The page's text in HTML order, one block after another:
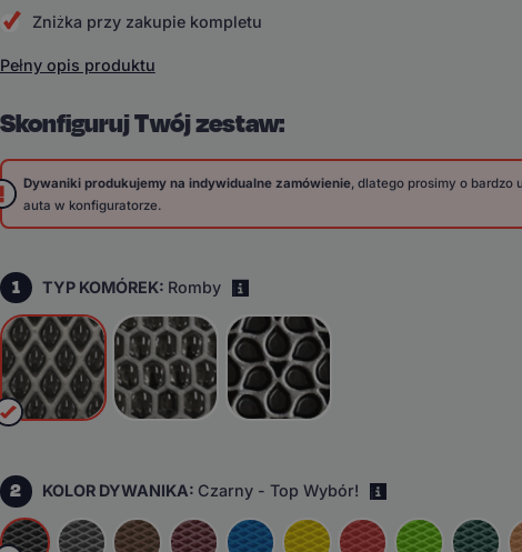
Zniżka przy zakupie kompletu
Pełny opis produktu
Skonfiguruj Twój zestaw:
Dywaniki produkujemy na indywidualne zamówienie, dlatego prosimy o bardzo
auta w konfiguratorze.
1 TYP KOMÓREK: Romby
2 KOLOR DYWANIKA: Czarny - Top Wybór!